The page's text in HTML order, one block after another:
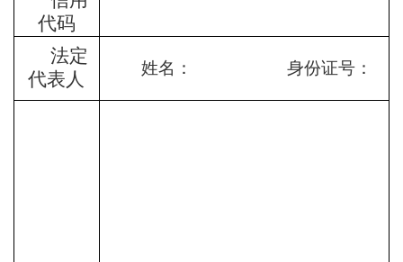
代码
法定
代表人
姓名： 身份证号：